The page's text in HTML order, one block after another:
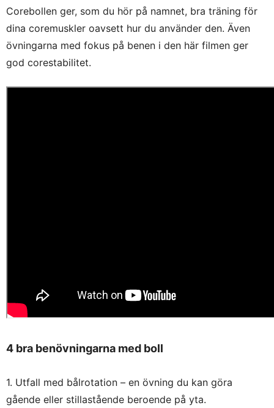
Corebollen ger, som du hör på namnet, bra träning för
dina coremuskler oavsett hur du använder den. Även
övningarna med fokus på benen i den här filmen ger
god corestabilitet.
4 bra benövningarna med boll
1. Utfall med bålrotation – en övning du kan göra
gående eller stillastående beroende på yta.